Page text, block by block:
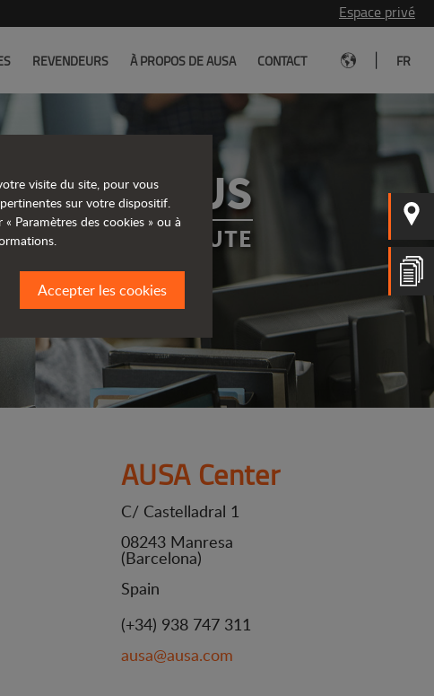
Espace privé
REVENDEURS À PROPOS DE AUSA CONTACT FR
NOUS
À VOTRE ÉCOUTE
AUSA Center
C/ Castelladral 1
08243 Manresa
(Barcelona)
Spain
(+34) 938 747 311
ausa@ausa.com
visite du site, pour vous
sur votre dispositif.
Paramètres des cookies » ou à
Accepter les cookies